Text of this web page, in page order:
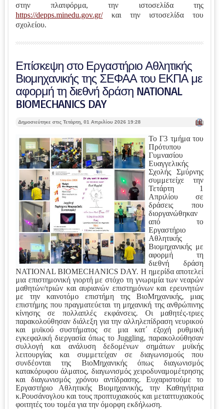
στην πλατφόρμα, την ιστοσελίδα της
https://depps.minedu.gov.gr/και την ιστοσελίδα του
σχολείου.
Επίσκεψη στο Εργαστήριο Αθλητικής
Βιομηχανικής της ΣΕΦΑΑ του ΕΚΠΑ με
αφορμή τη διεθνή δράση NATIONAL
BIOMECHANICS DAY
| Ε
ύπ
ωσ
Δημοσιεύτηκε στις Τετάρτη, 01 Απριλίου 2026 19:28
Το Γ3 τμήμα του
Πρότυπου
Γυμνασίου
Ευαγγελικής
Σχολής Σμύρνης
συμμετείχε την
Τετάρτη 1
Απριλίου σε
δράσεις που
διοργανώθηκαν
από το
Εργαστήριο
Αθλητικής
Βιομηχανικής με
αφορμή τη
διεθνή δράση
NATIONAL BIOMECHANICS DAY. Η ημερίδα αποτελεί
μια επιστημονική γιορτή με στόχο τη γνωριμία των νεαρών
μαθητών/τριών και αυριανών επιστημόνων και ερευνητών
με την καινοτόμο επιστήμη της ΒιοΜηχανικής, μιας
επιστήμης που πραγματεύεται τη μηχανική της ανθρώπινης
κίνησης σε πολλαπλές εκφάνσεις. Οι μαθητές-τριες
παρακολούθησαν διάλεξη για την αλληλεπίδραση νευρικού
και μυϊκού συστήματος σε μια κατ΄ εξοχή ρυθμική
εγκεφαλική διεργασία όπως το Juggling, παρακολούθησαν
συλλογή και ανάλυση δεδομένων σημάτων μυϊκής
λειτουργίας και συμμετείχαν σε διαγωνισμούς που
συνδέονται της ΒιοΜηχανικής όπως διαγωνισμός
κατακόρυφου άλματος, διαγωνισμός χειροδυναμομέτρησης
και διαγωνισμός χρόνου αντίδρασης. Ευχαριστούμε το
Εργαστήριο Αθλητικής Βιομηχανικής, την Καθηγήτρια
κ.Ρουσάνογλου και τους προπτυχιακούς και μεταπτυχιακούς
φοιτητές του τομέα για την όμορφη εκδήλωση.